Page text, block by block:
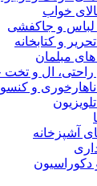
خواب
لباس و جاکفشی
و کتابخانه
مبلمان
راحتی، ال و
و
آشپزخانه
دکوراسیون